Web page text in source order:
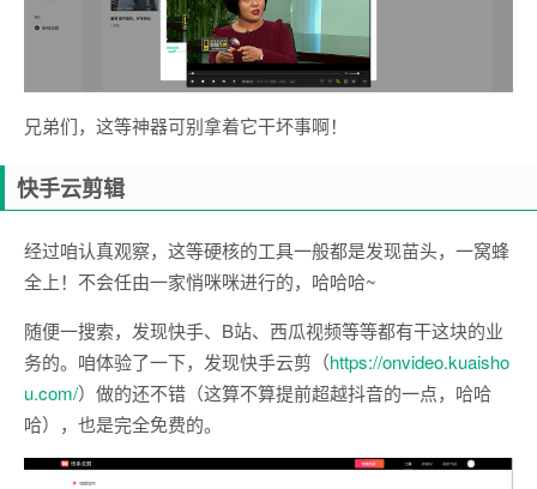
兄弟们，这等神器可别拿着它干坏事啊！
快手云剪辑
经过咱认真观察，这等硬核的工具一般都是发现苗头，一窝蜂
全上！不会任由一家悄咪咪进行的，哈哈哈~
随便一搜索，发现快手、B站、西瓜视频等等都有干这块的业
务的。咱体验了一下，发现快手云剪（https://onvideo.kuaisho
u.com/）做的还不错（这算不算提前超越抖音的一点，哈哈
哈），也是完全免费的。